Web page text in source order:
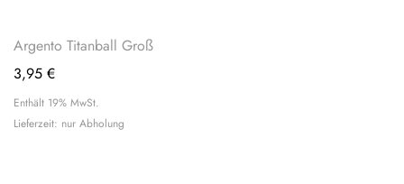
Argento Titanball Groß
3,95 €
Enthält 19% MwSt.
Lieferzeit: nur Abholung